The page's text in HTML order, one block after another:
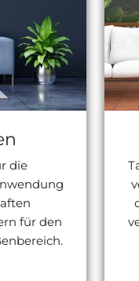
die
für den